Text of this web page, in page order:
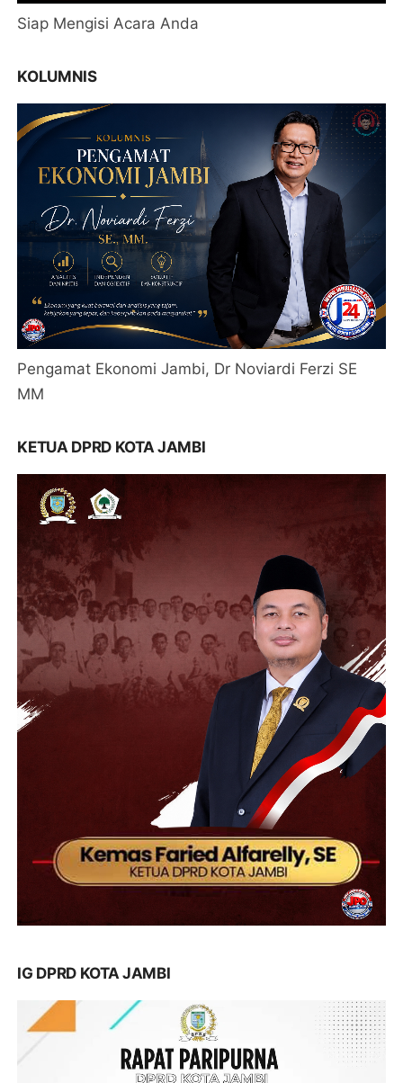
Siap Mengisi Acara Anda
KOLUMNIS
Pengamat Ekonomi Jambi, Dr Noviardi Ferzi SE
MM
KETUA DPRD KOTA JAMBI
IG DPRD KOTA JAMBI